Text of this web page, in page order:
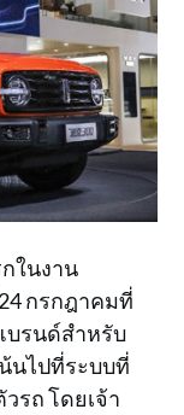
ในงาน
กรกฎาคมที่
บรนด์สำหรับ
นไปที่ระบบที่
รถ โดยเจ้า